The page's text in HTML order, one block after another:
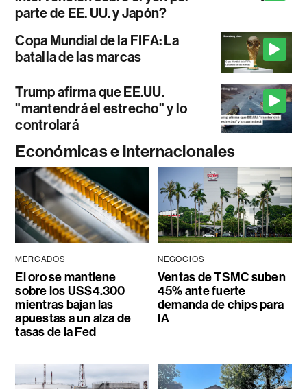
parte de EE. UU. y Japón?
Copa Mundial de la FIFA: La
batalla de las marcas
Trump afirma que EE.UU.
"mantendrá el estrecho" y lo
controlará
Económicas e internacionales
MERCADOS
El oro se mantiene
sobre los US$4.300
mientras bajan las
apuestas a un alza de
tasas de la Fed
NEGOCIOS
Ventas de TSMC suben
45% ante fuerte
demanda de chips para
IA